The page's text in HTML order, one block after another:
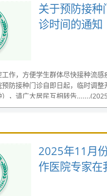
关于预防接
诊时间的通知
作，方便学生群体尽快接种流
防接种门诊自即日起，临时调
，请广大居民互相转告
2025年11月
作医院专家